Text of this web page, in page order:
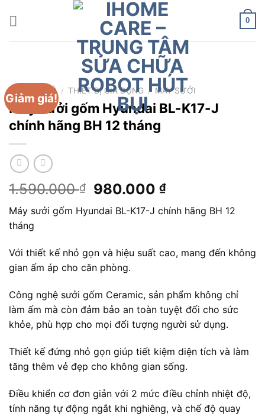
0
Giảm giá!
TRANG CHỦ / THIẾT BỊ GIA DỤNG / MÁY SƯỞI
Máy sưởi gốm Hyundai BL-K17-J
chính hãng BH 12 tháng
1.590.000₫
Giá
gốc
là:
980.000₫Giá
hiện
tại
980.000 ₫.
Máy sưởi gốm Hyundai BL-K17-J chính hãng BH 12
tháng
Với thiết kế nhỏ gọn và hiệu suất cao, mang đến không
gian ấm áp cho căn phòng.
Công nghệ sưởi gốm Ceramic, sản phẩm không chỉ
làm ấm mà còn đảm bảo an toàn tuyệt đối cho sức
khỏe, phù hợp cho mọi đối tượng người sử dụng.
Thiết kế đứng nhỏ gọn giúp tiết kiệm diện tích và làm
tăng thêm vẻ đẹp cho không gian sống.
Điều khiển cơ đơn giản với 2 mức điều chỉnh nhiệt độ,
tính năng tự động ngắt khi nghiêng, và chế độ quay